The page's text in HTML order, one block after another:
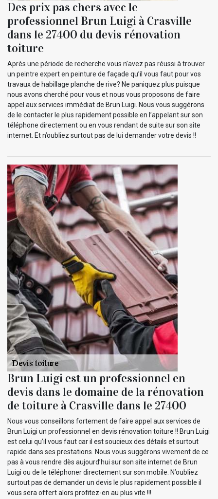
Des prix pas chers avec le
professionnel Brun Luigi à Crasville
dans le 27400 du devis rénovation
toiture
Après une période de recherche vous n’avez pas réussi à trouver
un peintre expert en peinture de façade qu’il vous faut pour vos
travaux de habillage planche de rive? Ne paniquez plus puisque
nous avons cherché pour vous et nous vous proposons de faire
appel aux services immédiat de Brun Luigi. Nous vous suggérons
de le contacter le plus rapidement possible en l’appelant sur son
téléphone directement ou en vous rendant de suite sur son site
internet. Et n’oubliez surtout pas de lui demander votre devis !!
Brun Luigi est un professionnel en
devis dans le domaine de la rénovation
de toiture à Crasville dans le 27400
Nous vous conseillons fortement de faire appel aux services de
Brun Luigi un professionnel en devis rénovation toiture !! Brun Luigi
est celui qu’il vous faut car il est soucieux des détails et surtout
rapide dans ses prestations. Nous vous suggérons vivement de ce
pas à vous rendre dès aujourd’hui sur son site internet de Brun
Luigi ou de le téléphoner directement sur son mobile. N’oubliez
surtout pas de demander un devis le plus rapidement possible il
vous sera offert alors profitez-en au plus vite !!!